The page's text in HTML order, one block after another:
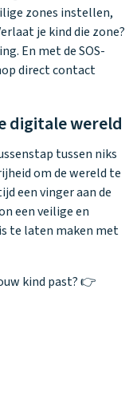
zones instellen,
je kind die zone?
En met de SOS-
direct contact
digitale wereld
tussen niks
om de wereld te
een vinger aan de
een veilige en
te laten maken met
kind past? 👉